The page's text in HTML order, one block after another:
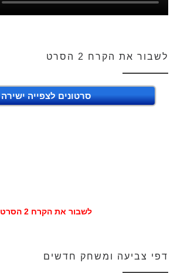
לשבור את הקרח 2 הסרט
סרטונים לצפייה ישירה
לשבור את הקרח 2 הסרט
דפי צביעה ומשחק חדשים